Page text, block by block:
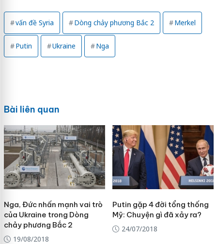
vấn đề Syria Dòng chảy phương Bắc 2 Merkel
Putin Ukraine Nga
Bài liên quan
Nga, Đức nhấn mạnh vai trò
của Ukraine trong Dòng
chảy phương Bắc 2
19/08/2018
Putin gặp 4 đời tổng thống
Mỹ: Chuyện gì đã xảy ra?
24/07/2018